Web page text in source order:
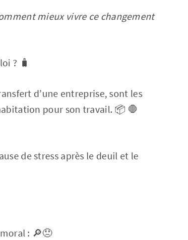
mieux vivre ce changement
? 🧳
d’une entreprise, sont les
pour son travail. 📦 🛑
de stress après le deuil et le
: 🔎😞